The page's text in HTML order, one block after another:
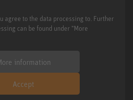
agree to the data processing to. Further
can be found under "More
information
Accept